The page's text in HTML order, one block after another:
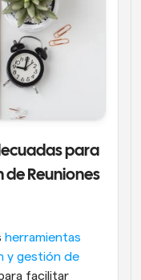
para
de Reuniones
herramientas
y gestión de
facilitar